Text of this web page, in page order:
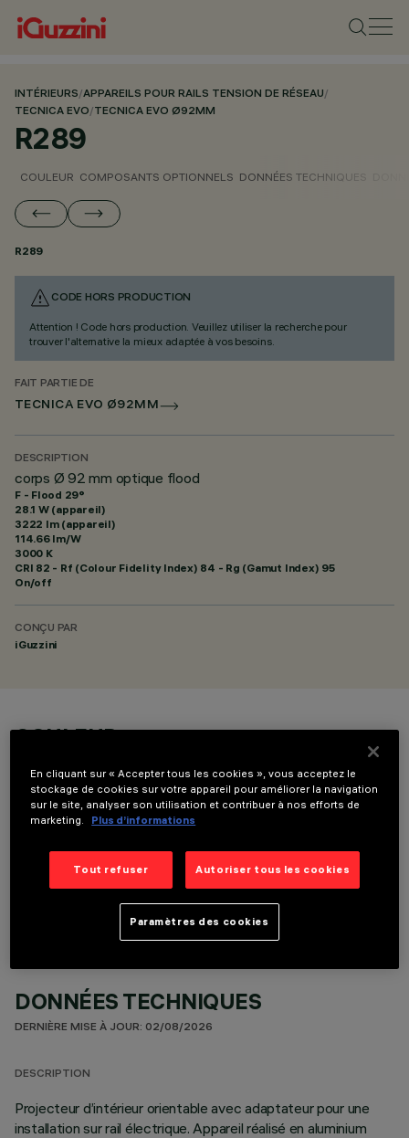
INTÉRIEURS/APPAREILS POUR RAILS TENSION DE RÉSEAU/
TECNICA EVO/TECNICA EVO Ø92MM
R289
COULEUR COMPOSANTS OPTIONNELS DONNÉES TECHNIQUES
R289
CODE HORS PRODUCTION
Attention ! Code hors production. Veuillez utiliser la recherche pour
trouver l'alternative la mieux adaptée à vos besoins.
FAIT PARTIE DE
TECNICA EVO Ø92MM
DESCRIPTION
corps Ø 92 mm optique flood
F - Flood 29°
28.1 W (appareil)
3222 lm (appareil)
114.66 lm/W
3000 K
CRI 82 - Rf (Colour Fidelity Index) 84 - Rg (Gamut Index) 95
On/off
CONÇU PAR
iGuzzini
COULEUR
COMPOSANTS OPTIONNELS
DONNÉES TECHNIQUES
DERNIÈRE MISE À JOUR: 02/08/2026
DESCRIPTION
Projecteur d’intérieur orientable avec adaptateur pour une
installation sur rail électrique. Appareil réalisé en aluminium
En cliquant sur « Accepter tous les cookies », vous acceptez le
stockage de cookies sur votre appareil pour améliorer la navigation
sur le site, analyser son utilisation et contribuer à nos efforts de
marketing.
Plus d’informations
Tout refuser Autoriser tous les cookies
Paramètres des cookies